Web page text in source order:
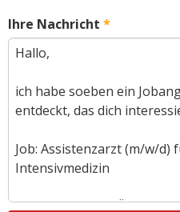
Ihre Nachricht *